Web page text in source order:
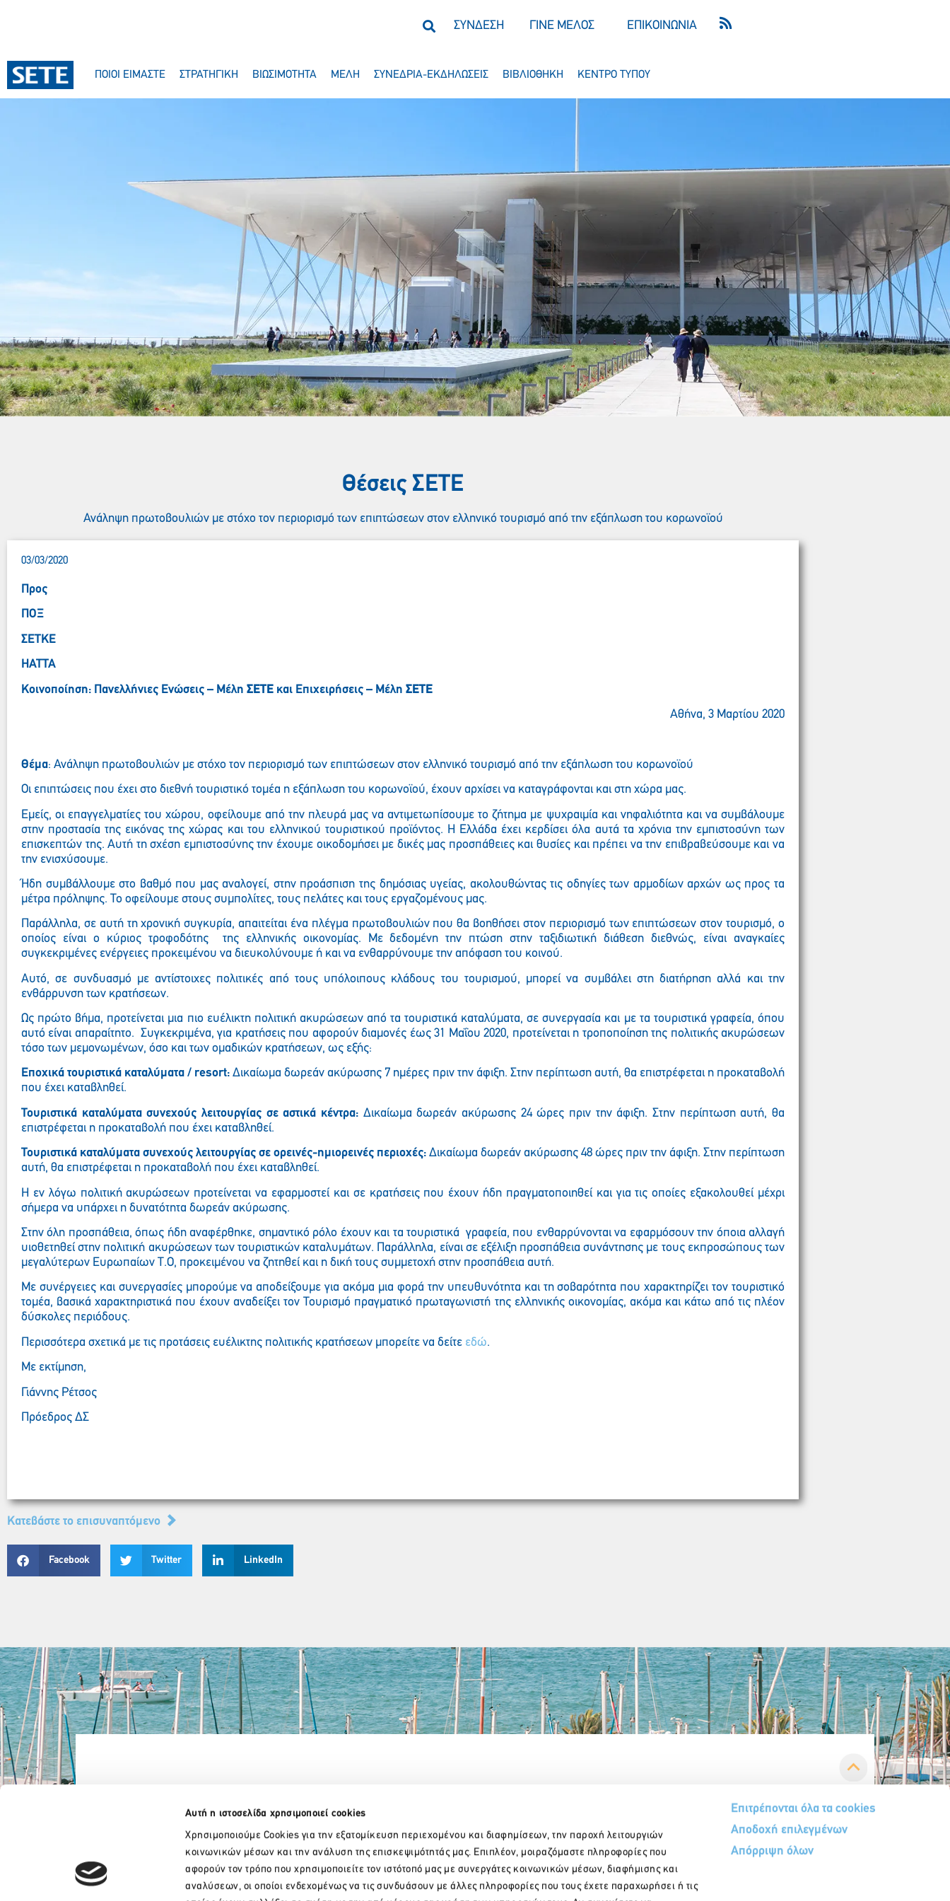
Αυτή η ιστοσελίδα χρησιμοποιεί cookies
Χρησιμοποιούμε Cookies για την εξατομίκευση περιεχομένου και διαφημίσεων, την παροχή λειτουργιών
κοινωνικών μέσων και την ανάλυση της επισκεψιμότητάς μας. Επιπλέον, μοιραζόμαστε πληροφορίες που
αφορούν τον τρόπο που χρησιμοποιείτε τον ιστότοπό μας με συνεργάτες κοινωνικών μέσων, διαφήμισης και
αναλύσεων, οι οποίοι ενδεχομένως να τις συνδυάσουν με άλλες πληροφορίες που τους έχετε παραχωρήσει ή τις
Επιτρέπονται όλα τα cookies
Αποδοχή επιλεγμένων
Απόρριψη όλων
ΣΥΝΔΕΣΗ ΓΙΝΕ ΜΕΛΟΣ ΕΠΙΚΟΙΝΩΝΙΑ
ΠΟΙΟΙ ΕΙΜΑΣΤΕ ΣΤΡΑΤΗΓΙΚΗ ΒΙΩΣΙΜΟΤΗΤΑ ΜΕΛΗ ΣΥΝΕΔΡΙΑ-ΕΚΔΗΛΩΣΕΙΣ ΒΙΒΛΙΟΘΗΚΗ ΚΕΝΤΡΟ ΤΥΠΟΥ
Θέσεις ΣΕΤE
Ανάληψη πρωτοβουλιών με στόχο τον περιορισμό των επιπτώσεων στον ελληνικό τουρισμό από την εξάπλωση του κορωνοϊού
03/03/2020
Προς
ΠΟΞ
ΣΕΤΚΕ
ΗΑΤΤΑ
Κοινοποίηση: Πανελλήνιες Ενώσεις – Μέλη ΣΕΤΕ και Επιχειρήσεις – Μέλη ΣΕΤΕ
Αθήνα, 3 Μαρτίου 2020
Θέμα: Ανάληψη πρωτοβουλιών με στόχο τον περιορισμό των επιπτώσεων στον ελληνικό τουρισμό από την εξάπλωση του κορωνοϊού
Οι επιπτώσεις που έχει στο διεθνή τουριστικό τομέα η εξάπλωση του κορωνοϊού, έχουν αρχίσει να καταγράφονται και στη χώρα μας.
Εμείς, οι επαγγελματίες του χώρου, οφείλουμε από την πλευρά μας νααντιμετωπίσουμε το ζήτημα με ψυχραιμία και νηφαλιότητα και να συμβάλουμε
στην προστασία της εικόνας της χώρας και του ελληνικού τουριστικού προϊόντος. Η Ελλάδα έχει κερδίσει όλα αυτά τα χρόνια την εμπιστοσύνη των
επισκεπτών της. Αυτή τη σχέση εμπιστοσύνηςτην έχουμε οικοδομήσει με δικές μας προσπάθειες και θυσίες και πρέπει νατην επιβραβεύσουμε και να
την ενισχύσουμε.
Ήδη συμβάλλουμεστο βαθμό που μας αναλογεί, στην προάσπιση της δημόσιας υγείας, ακολουθώντας τις οδηγίες των αρμοδίων αρχών ως προς τα
μέτρα πρόληψης. Το οφείλουμε στους συμπολίτες, τους πελάτες και τους εργαζομένους μας.
Παράλληλα, σε αυτή τη χρονική συγκυρία, απαιτείται ένα πλέγμα πρωτοβουλιών που θα βοηθήσει στον περιορισμό των επιπτώσεων στον τουρισμό, ο
οποίος είναι ο κύριος τροφοδότης
της ελληνικής οικονομίας. Με δεδομένη την πτώση στην ταξιδιωτική διάθεση διεθνώς, είναι αναγκαίες
συγκεκριμένες ενέργειες προκειμένου να διευκολύνουμε ή και να ενθαρρύνουμε την απόφαση του κοινού.
Αυτό, σε συνδυασμό με αντίστοιχες πολιτικές από τους υπόλοιπους κλάδους του τουρισμού, μπορεί να συμβάλει στη διατήρηση αλλά και την
ενθάρρυνση των κρατήσεων.
Ως πρώτο βήμα, προτείνεται μια πιο ευέλικτη πολιτική ακυρώσεων από τα τουριστικά καταλύματα, σε συνεργασία και με τα τουριστικά γραφεία, όπου
αυτό είναι απαραίτητο. Συγκεκριμένα, για κρατήσεις που αφορούν διαμονές έως 31 Μαΐου 2020, προτείνεταιη τροποποίηση της πολιτικής ακυρώσεων
τόσο των μεμονωμένων, όσο και των ομαδικών κρατήσεων, ως εξής:
Εποχικάτουριστικά καταλύματα / resort: Δικαίωμα δωρεάν ακύρωσης 7 ημέρες πριν την άφιξη. Στην περίπτωση αυτή, θα επιστρέφεται η προκαταβολή
που έχει καταβληθεί.
Τουριστικά καταλύματα συνεχούς λειτουργίας σε αστικά κέντρα: Δικαίωμα δωρεάν ακύρωσης 24 ώρες πριν την άφιξη. Στην περίπτωση αυτή, θα
επιστρέφεται η προκαταβολή που έχει καταβληθεί.
Τουριστικά καταλύματα συνεχούς λειτουργίας σε ορεινές-ημιορεινές περιοχές: Δικαίωμα δωρεάν ακύρωσης 48 ώρες πριν την άφιξη. Στην περίπτωση
αυτή, θα επιστρέφεται η προκαταβολή που έχει καταβληθεί.
Η εν λόγω πολιτική ακυρώσεων προτείνεται να εφαρμοστεί και σε κρατήσεις που έχουν ήδη πραγματοποιηθεί και για τις οποίες εξακολουθεί μέχρι
σήμερα να υπάρχει η δυνατότητα δωρεάν ακύρωσης.
Στην όλη προσπάθεια, όπως ήδη αναφέρθηκε, σημαντικό ρόλο έχουν και τα τουριστικά γραφεία, που ενθαρρύνονται να εφαρμόσουν την όποια αλλαγή
υιοθετηθείστην πολιτική ακυρώσεων των τουριστικών καταλυμάτων. Παράλληλα, είναι σε εξέλιξη προσπάθεια συνάντησης με τους εκπροσώπους των
μεγαλύτερων Ευρωπαίων Τ.Ο, προκειμένου να ζητηθεί και η δική τους συμμετοχή στην προσπάθεια αυτή.
Με συνέργειες και συνεργασίες μπορούμε να αποδείξουμε για ακόμα μια φορά την υπευθυνότητα και τη σοβαρότητα που χαρακτηρίζει τον τουριστικό
τομέα, βασικά χαρακτηριστικά που έχουν αναδείξει τον Τουρισμό πραγματικό πρωταγωνιστή της ελληνικής οικονομίας, ακόμα και κάτω από τις πλέον
δύσκολες περιόδους.
Περισσότερα σχετικά με τις προτάσεις ευέλικτης πολιτικής κρατήσεων μπορείτε να δείτε εδώ.
Με εκτίμηση,
Γιάννης Ρέτσος
Πρόεδρος ΔΣ
Kατεβάστε το επισυναπτόμενο
Facebook Twitter LinkedIn
Παρακαλώ περιμένετε…